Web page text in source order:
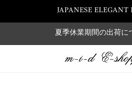
JAPANESE ELEGANT
夏季休業期間の出荷に